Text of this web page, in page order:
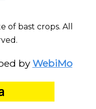
of bast crops. All
by WebiMo